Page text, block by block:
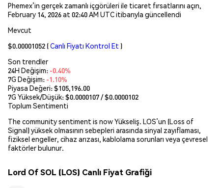
Phemex’in gerçek zamanlı içgörüleri ile ticaret fırsatlarını açın,
February 14, 2026 at 02:40 AM UTC itibarıyla güncellendi
Mevcut
$0.00001052 (Canlı Fiyatı Kontrol Et )
Son trendler
24H Değişim: -0.40%
7G Değişim: -1.10%
Piyasa Değeri:$105,196.00
7G Yüksek/Düşük: $0.0000107/ $0.0000102
Toplum Sentimenti
The community sentiment is now Yükseliş. LOS’un (Loss of
Signal) yüksek olmasının sebepleri arasında sinyal zayıflaması,
fiziksel engeller, cihaz arızası, kablolama sorunları veya çevresel
faktörler bulunur.
Lord Of SOL (LOS) Canlı Fiyat Grafiği